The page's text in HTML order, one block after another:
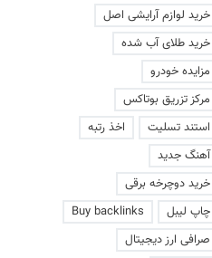
افشای اطلاعات برای ترور
بارون ترامپ | ماجرای قرار
عاشقانه با یک زن
خرید لوازم آرایشی اصل
خرید طلای آب شده
مزایده خودرو
مرکز تزریق بوتاکس
استند تسلیت
اخذ رتبه
آهنگ جدید
خرید دوچرخه برقی
چاپ لیبل
Buy backlinks
صرافی ارز دیجیتال